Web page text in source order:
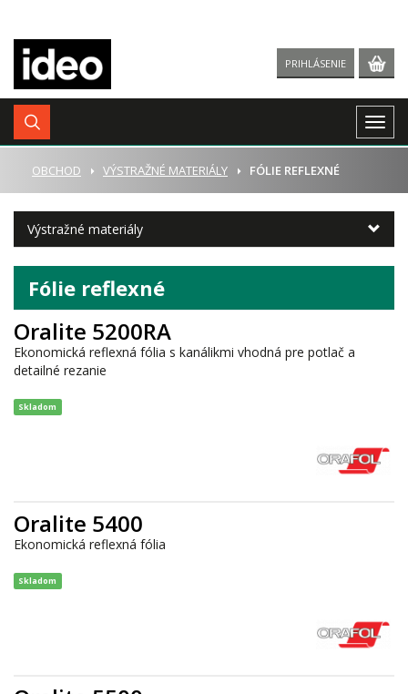
PRIHLÁSENIE
ÚVOD
OBCHOD VÝSTRAŽNÉ MATERIÁLY FÓLIE REFLEXNÉ
Výstražné materiály
Fólie reflexné
Oralite 5200RA
Ekonomická reflexná fólia s kanálikmi vhodná pre potlač a
detailné rezanie
Skladom
Oralite 5400
Ekonomická reflexná fólia
Skladom